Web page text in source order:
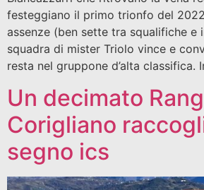
festeggiano il primo trionfo del
assenze (ben sette tra squalifiche e
squadra di mister Triolo vince e
resta nel gruppone d’alta classifica.
Un decimato
Corigliano
segno ics